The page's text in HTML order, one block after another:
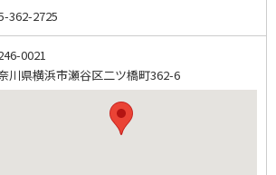
362-2725
0021
川県横浜市瀬谷区二ツ橋町362-6